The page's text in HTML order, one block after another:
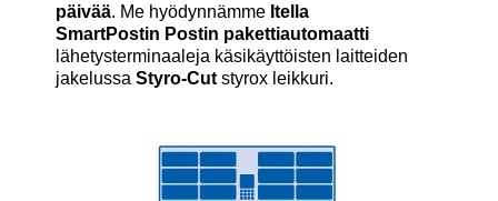
päivää. Me hyödynnämme Itella
SmartPostin Postin pakettiautomaatti
lähetysterminaaleja käsikäyttöisten laitteiden
jakelussa Styro-Cut styrox leikkuri.